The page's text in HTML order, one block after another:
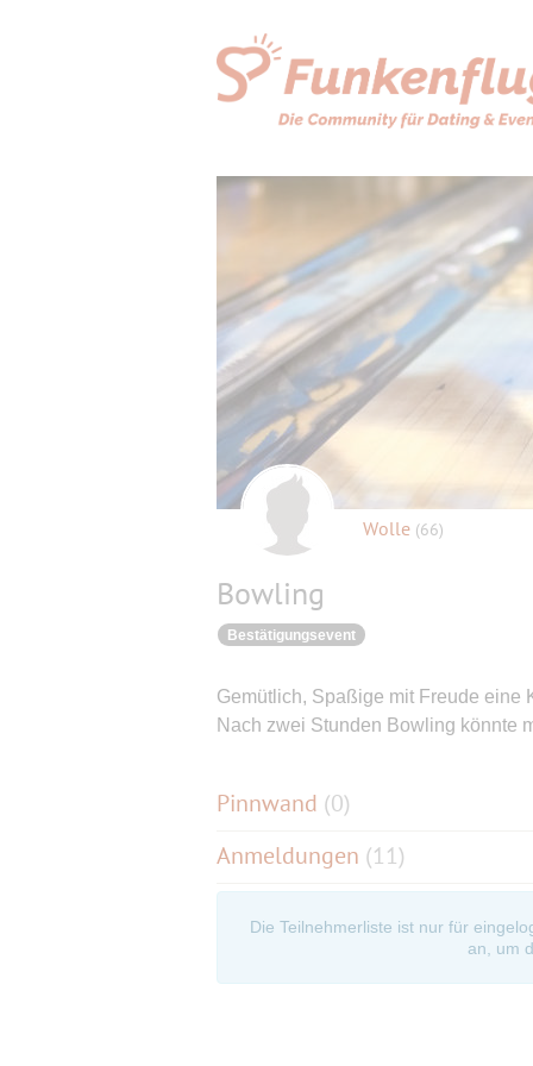
Wolle (66)
Bowling
Bestätigungsevent
Gemütlich, Spaßige mit Freude eine
Nach zwei Stunden Bowling könnte
Pinnwand (0)
Anmeldungen (11)
Die Teilnehmerliste ist nur für
an, um